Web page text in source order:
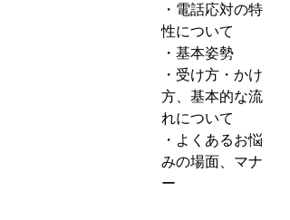
・電話応対の特
性について
・基本姿勢
・受け方・かけ
方、基本的な流
れについて
・よくあるお悩
みの場面、マナ
ー